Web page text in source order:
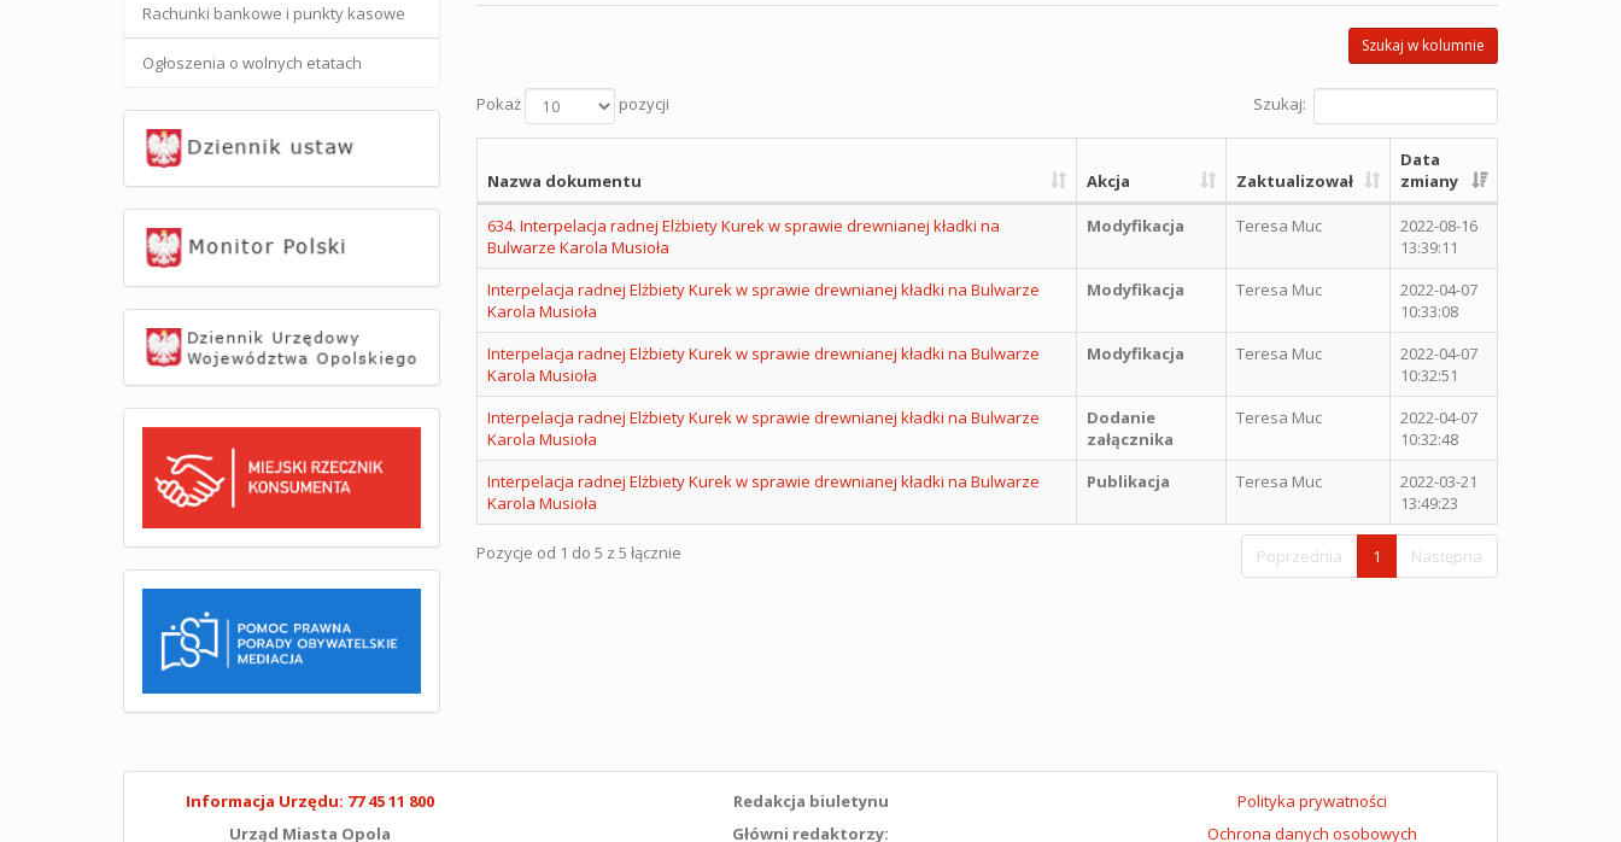
Rachunki bankowe i punkty kasowe
Ogłoszenia o wolnych etatach
Szukaj w kolumnie
Pokaż pozycji Szukaj:
Nazwa dokumentu Akcja Zaktualizował
Data
zmiany
634. Interpelacja radnej Elżbiety Kurek w sprawie drewnianej kładki na
Bulwarze Karola Musioła
Modyfikacja Teresa Muc
2022-08-16
13:39:11
Interpelacja radnej Elżbiety Kurek w sprawie drewnianej kładki na Bulwarze
Karola Musioła
Modyfikacja Teresa Muc
2022-04-07
10:33:08
Interpelacja radnej Elżbiety Kurek w sprawie drewnianej kładki na Bulwarze
Karola Musioła
Modyfikacja Teresa Muc
2022-04-07
10:32:51
Interpelacja radnej Elżbiety Kurek w sprawie drewnianej kładki na Bulwarze
Karola Musioła
Dodanie
załącznika
Teresa Muc
2022-04-07
10:32:48
Interpelacja radnej Elżbiety Kurek w sprawie drewnianej kładki na Bulwarze
Karola Musioła
Publikacja Teresa Muc
2022-03-21
13:49:23
Pozycje od 1 do 5 z 5 łącznie Poprzednia 1 Następna
Informacja Urzędu: 77 45 11 800
Urząd Miasta Opola
Redakcja biuletynu
Główni redaktorzy:
Polityka prywatności
Ochrona danych osobowych